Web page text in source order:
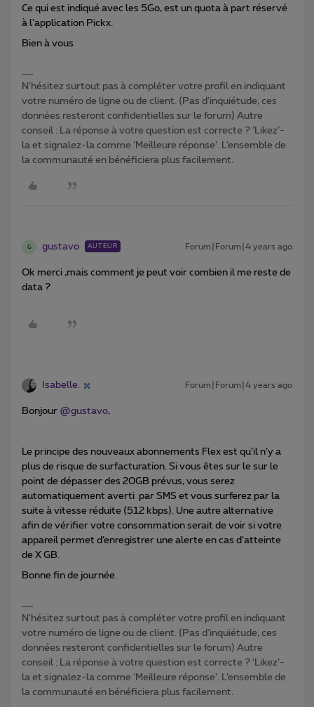
Ce qui est indiqué avec les 5Go, est un quota à part réservé
à l’application Pickx.
Bien à vous
N'hésitez surtout pas à compléter votre profil en indiquant
votre numéro de ligne ou de client. (Pas d'inquiétude, ces
données resteront confidentielles sur le forum) Autre
conseil : La réponse à votre question est correcte ? ‘Likez’-
la et signalez-la comme ‘Meilleure réponse’. L’ensemble de
la communauté en bénéficiera plus facilement.
G gustavo AUTEUR Forum|Forum|4 years ago
Ok merci ,mais comment je peut voir combien il me reste de
data ?
Isabelle. Forum|Forum|4 years ago
Bonjour @gustavo,
Le principe des nouveaux abonnements Flex est qu’il n’y a
plus de risque de surfacturation. Si vous êtes sur le sur le
point de dépasser des 20GB prévus, vous serez
automatiquement averti par SMS et vous surferez par la
suite à vitesse réduite (512 kbps). Une autre alternative
afin de vérifier votre consommation serait de voir si votre
appareil permet d’enregistrer une alerte en cas d’atteinte
de X GB.
Bonne fin de journée.
N'hésitez surtout pas à compléter votre profil en indiquant
votre numéro de ligne ou de client. (Pas d'inquiétude, ces
données resteront confidentielles sur le forum) Autre
conseil : La réponse à votre question est correcte ? ‘Likez’-
la et signalez-la comme ‘Meilleure réponse’. L’ensemble de
la communauté en bénéficiera plus facilement.